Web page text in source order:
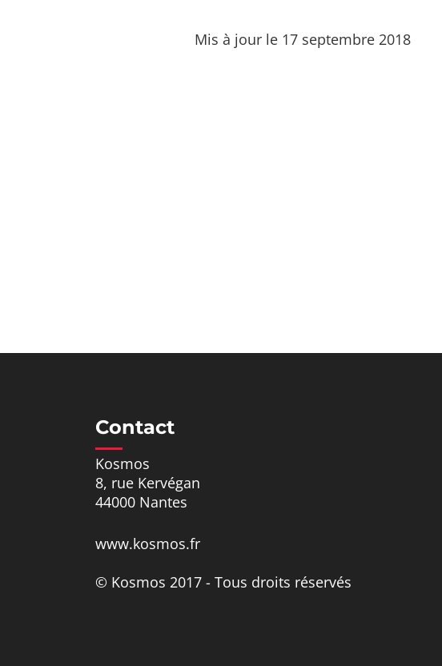
Mis à jour le 17 septembre 2018
Contact
Kosmos
8, rue Kervégan
44000 Nantes
www.kosmos.fr
© Kosmos 2017 - Tous droits réservés